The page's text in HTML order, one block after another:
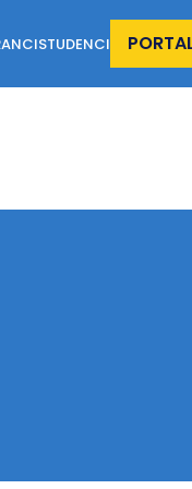
STUDENCI